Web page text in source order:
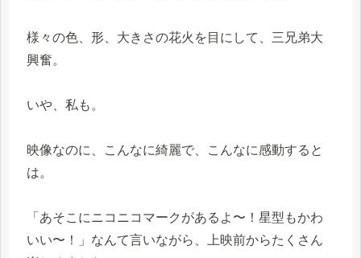
様々の色、形、大きさの花火を目にして、三兄弟大
興奮。
いや、私も。
映像なのに、こんなに綺麗で、こんなに感動すると
は。
「あそこにニコニコマークがあるよ〜！星型もかわ
いい〜！」なんて言いながら、上映前からたくさん